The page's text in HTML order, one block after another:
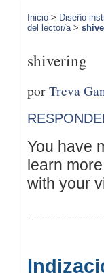
Inicio > Diseño
del lector/a>
shivering
porTreva
You have
learn
with your